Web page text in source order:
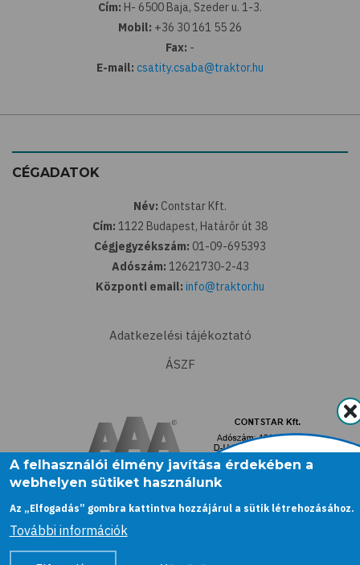
Cím: H- 6500 Baja, Szeder u. 1-3.
Mobil: +36 30 161 55 26
Fax: -
E-mail: csatity.csaba@traktor.hu
CÉGADATOK
Név: Contstar Kft.
Cím: 1122 Budapest, Határőr út 38
Cégjegyzékszám: 01-09-695393
Adószám: 12621730-2-43
Központi email: info@traktor.hu
Adatkezelési tájékoztató
ÁSZF
A felhasználói élmény javítása érdekében a
webhelyen sütiket használunk
Az „Elfogadás” gombra kattintva hozzájárul a sütik létrehozásához.
További információk